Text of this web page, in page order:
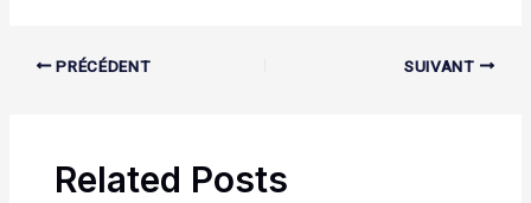
PRÉCÉDENT SUIVANT
Related Posts